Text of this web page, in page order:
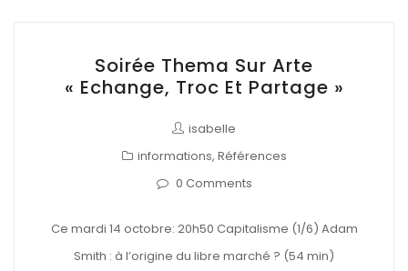
Soirée Thema Sur Arte
« Echange, Troc Et Partage »
isabelle
informations, Références
0 Comments
Ce mardi 14 octobre: 20h50 Capitalisme (1/6) Adam
Smith : à l’origine du libre marché ? (54 min)